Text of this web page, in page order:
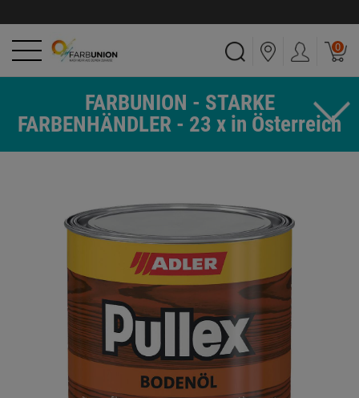
0
FARBUNION - STARKE
FARBENHÄNDLER - 23 x in Österreich